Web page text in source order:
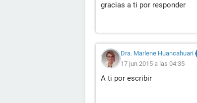
gracias a ti por responder
Dra. Marlene Huancahuari
17 jun 2015 a las 04:35
A ti por escribir